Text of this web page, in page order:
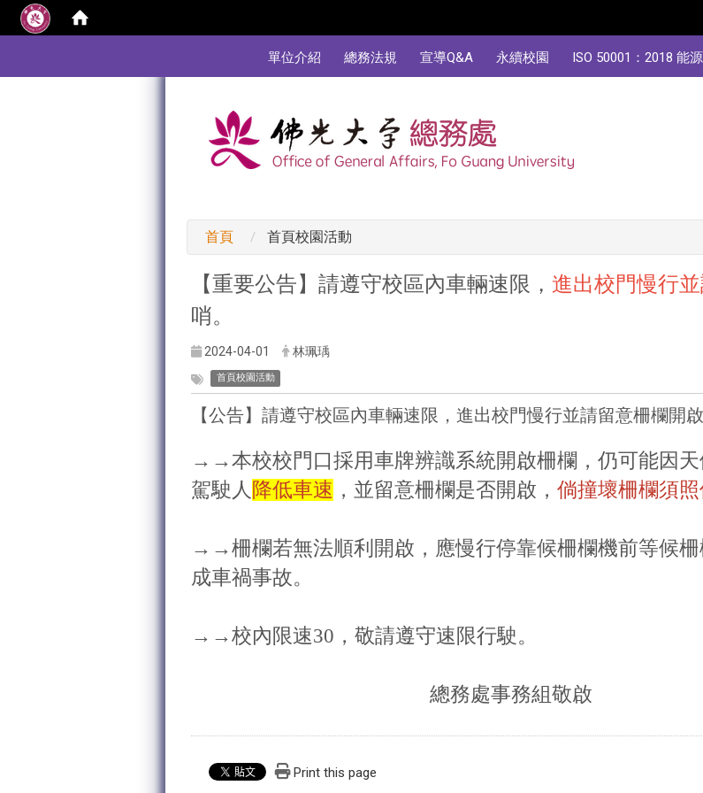
單位介紹
總務法規 宣導Q&A 永續校園 ISO 50001：2018 能
首頁 首頁校園活動
【重要公告】請遵守校區內車輛速限， 進出校門慢行
哨。
2024-04-01 林珮瑀
首頁校園活動
【公告】請遵守校區內車輛速限，進出校門慢行並請留意柵欄開
→ →本校校門口採用車牌辨識系統開啟柵欄，仍可能因
駕駛人 降低車速 ，並留意柵欄是否開啟，倘撞壞柵欄須
→→柵欄若無法順利開啟，應慢行停靠候柵欄機前等候
成車禍事故。
→→校內限速30，敬請遵守速限行駛。
總務處事務組敬啟
Print this page